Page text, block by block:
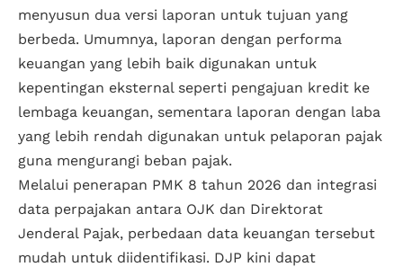
menyusun dua versi laporan untuk tujuan yang
berbeda. Umumnya, laporan dengan performa
keuangan yang lebih baik digunakan untuk
kepentingan eksternal seperti pengajuan kredit ke
lembaga keuangan, sementara laporan dengan laba
yang lebih rendah digunakan untuk pelaporan pajak
guna mengurangi beban pajak.
Melalui penerapan PMK 8 tahun 2026 dan integrasi
data perpajakan antara OJK dan Direktorat
Jenderal Pajak, perbedaan data keuangan tersebut
mudah untuk diidentifikasi. DJP kini dapat